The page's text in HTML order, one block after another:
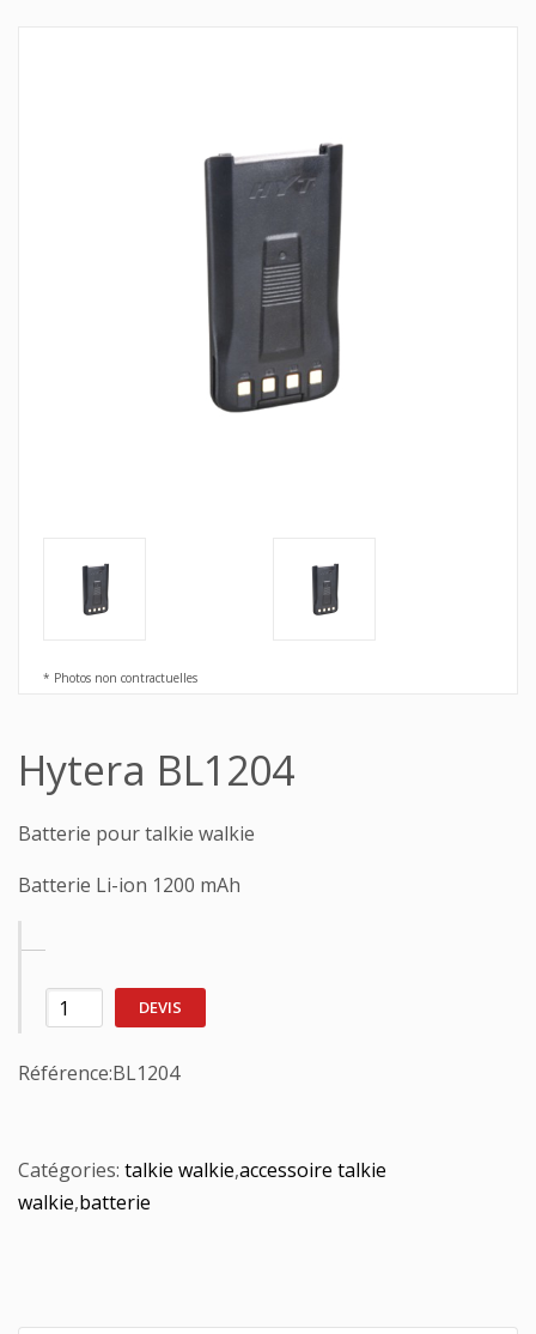
* Photos non contractuelles
Hytera BL1204
Batterie pour talkie walkie
Batterie Li-ion 1200 mAh
DEVIS
Référence:BL1204
Catégories: talkie walkie,accessoire talkie
walkie,batterie